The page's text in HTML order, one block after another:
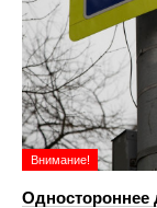
Внимание!
Одностороннее